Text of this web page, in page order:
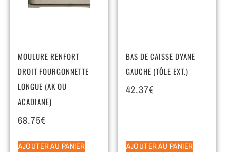
MOULURE RENFORT
DROIT FOURGONNETTE
LONGUE (AK OU
ACADIANE)
68.75€
AJOUTER AU PANIER
BAS DE CAISSE DYANE
GAUCHE (TÔLE EXT.)
42.37€
AJOUTER AU PANIER